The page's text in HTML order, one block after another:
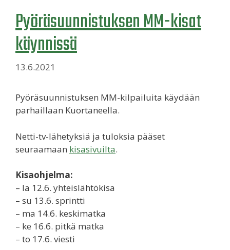
Pyöräsuunnistuksen MM-kisat
käynnissä
13.6.2021
Pyöräsuunnistuksen MM-kilpailuita käydään
parhaillaan Kuortaneella.
Netti-tv-lähetyksiä ja tuloksia pääset
seuraamaan kisasivuilta.
Kisaohjelma:
– la 12.6. yhteislähtökisa
– su 13.6. sprintti
– ma 14.6. keskimatka
– ke 16.6. pitkä matka
– to 17.6. viesti